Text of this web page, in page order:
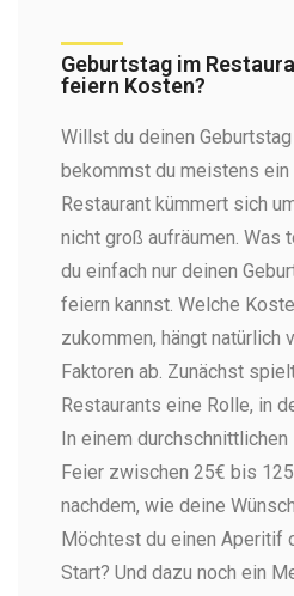
Geburtstag im
feiern Kosten?
Willst du deinen
bekommst du meistens ein
Restaurant kümmert sich
nicht groß aufräumen. Was
du einfach nur deinen
feiern kannst. Welche
zukommen, hängt natürlich
Faktoren ab. Zunächst
Restaurants eine Rolle, in
In einem
Feier zwischen 25€ bis
nachdem, wie deine
Möchtest du einen Aperitif
Start? Und dazu noch ein